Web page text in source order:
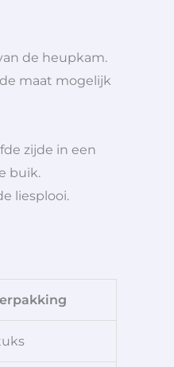
de heupkam.
maat mogelijk
zijde in een
buik.
liesplooi.